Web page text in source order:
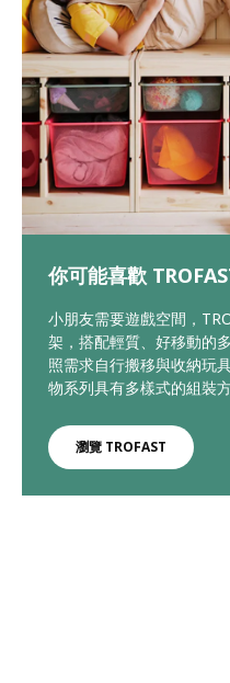
你可能喜歡
小朋友需要遊戲空間，
架，搭配輕質、好移動的
照需求自行搬移與收納玩
物系列具有多樣式的組裝
瀏覽 TROFAST